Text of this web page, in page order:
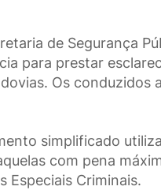
de Segurança
para prestar
Os conduzidos
simplificado
com pena
Especiais Criminais.